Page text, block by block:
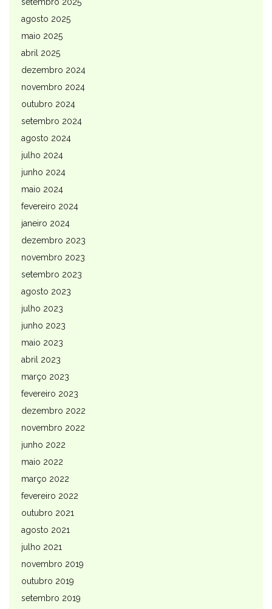
agosto 2025
maio 2025
abril 2025
dezembro 2024
novembro 2024
outubro 2024
setembro 2024
agosto 2024
julho 2024
junho 2024
maio 2024
fevereiro 2024
janeiro 2024
dezembro 2023
novembro 2023
setembro 2023
agosto 2023
julho 2023
junho 2023
maio 2023
abril 2023
março 2023
fevereiro 2023
dezembro 2022
novembro 2022
junho 2022
maio 2022
março 2022
fevereiro 2022
outubro 2021
agosto 2021
julho 2021
novembro 2019
outubro 2019
setembro 2019